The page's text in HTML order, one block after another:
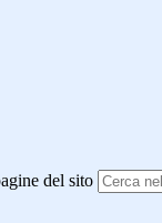
del sito